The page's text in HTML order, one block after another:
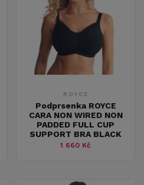
ROYCE
Podprsenka ROYCE
CARA NON WIRED NON
PADDED FULL CUP
SUPPORT BRA BLACK
1 660 Kč